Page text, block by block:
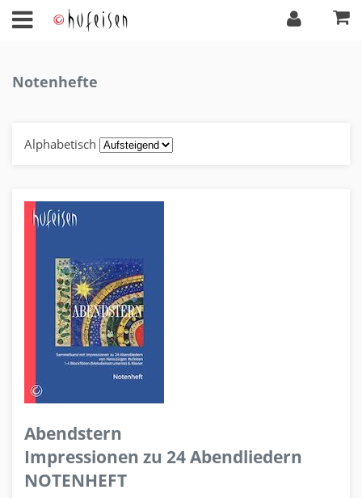
Notenhefte
Alphabetisch
Abendstern
Impressionen zu 24 Abendliedern
NOTENHEFT